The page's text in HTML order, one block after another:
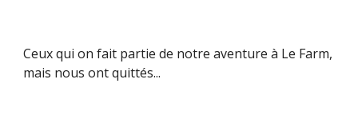
Ceux qui on fait partie de notre aventure à Le Farm,
mais nous ont quittés...